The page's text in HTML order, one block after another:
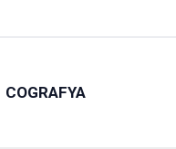
COGRAFYA